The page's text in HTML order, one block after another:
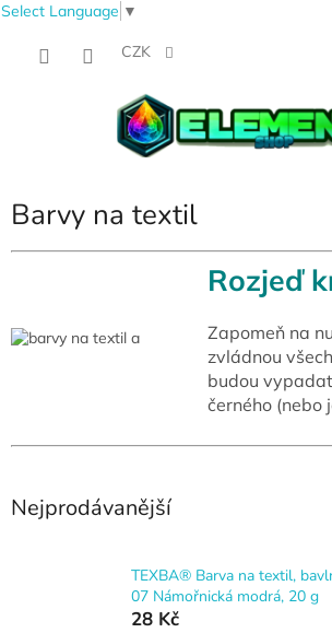
Select Language ▼
CZK
Barvy na textil
Rozjeď
Zapomeň na
zvládnou
budou
černého (nebo
Nejprodávanější
TEXBA® Barva na textil,
07 Námořnická modrá, 20 g
28 Kč